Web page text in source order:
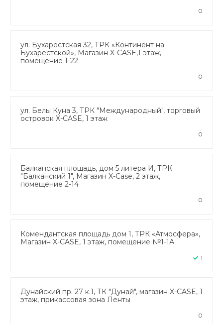
0
ул. Бухарестская 32, ТРК «Континент на
Бухарестской», Магазин X-CASE,1 этаж,
помещение 1-22
0
ул. Белы Куна 3, ТРК "Международный", торговый
островок X-CASE, 1 этаж
0
Балканская площадь, дом 5 литера И, ТРК
"Балканский 1", Магазин X-Case, 2 этаж,
помещение 2-14
0
Комендантская площадь дом 1, ТРК «Атмосфера»,
Магазин X-CASE, 1 этаж, помещение №1-1А
1
Дунайский пр. 27 к.1, ТК "Дунай", магазин X-CASE, 1
этаж, прикассовая зона Ленты
0